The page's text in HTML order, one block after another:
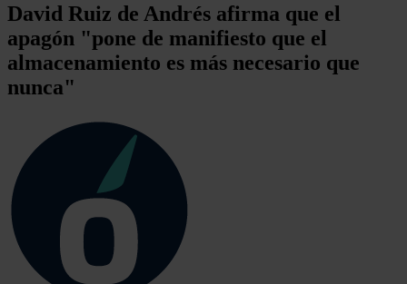
David Ruiz de Andrés afirma que el
apagón "pone de manifiesto que el
almacenamiento es más necesario que
nunca"